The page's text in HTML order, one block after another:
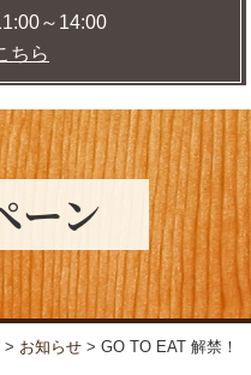
ちら
を調べる
おしながき
喜楽について
～14:00
ちら
ーン
> お知らせ> GO TO EAT 解禁！